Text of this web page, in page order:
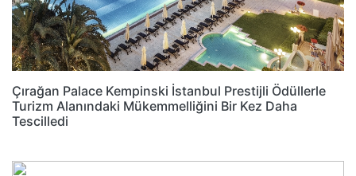
Çırağan Palace Kempinski İstanbul Prestijli Ödüllerle
Turizm Alanındaki Mükemmelliğini Bir Kez Daha
Tescilledi